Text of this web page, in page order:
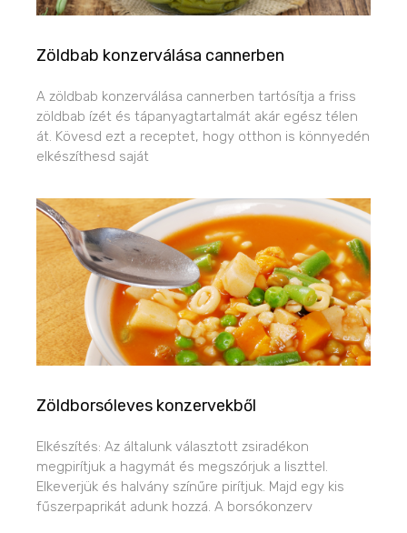
Zöldbab konzerválása cannerben
A zöldbab konzerválása cannerben tartósítja a friss
zöldbab ízét és tápanyagtartalmát akár egész télen
át. Kövesd ezt a receptet, hogy otthon is könnyedén
elkészíthesd saját
Zöldborsóleves konzervekből
Elkészítés: Az általunk választott zsiradékon
megpirítjuk a hagymát és megszórjuk a liszttel.
Elkeverjük és halvány színűre pirítjuk. Majd egy kis
fűszerpaprikát adunk hozzá. A borsókonzerv